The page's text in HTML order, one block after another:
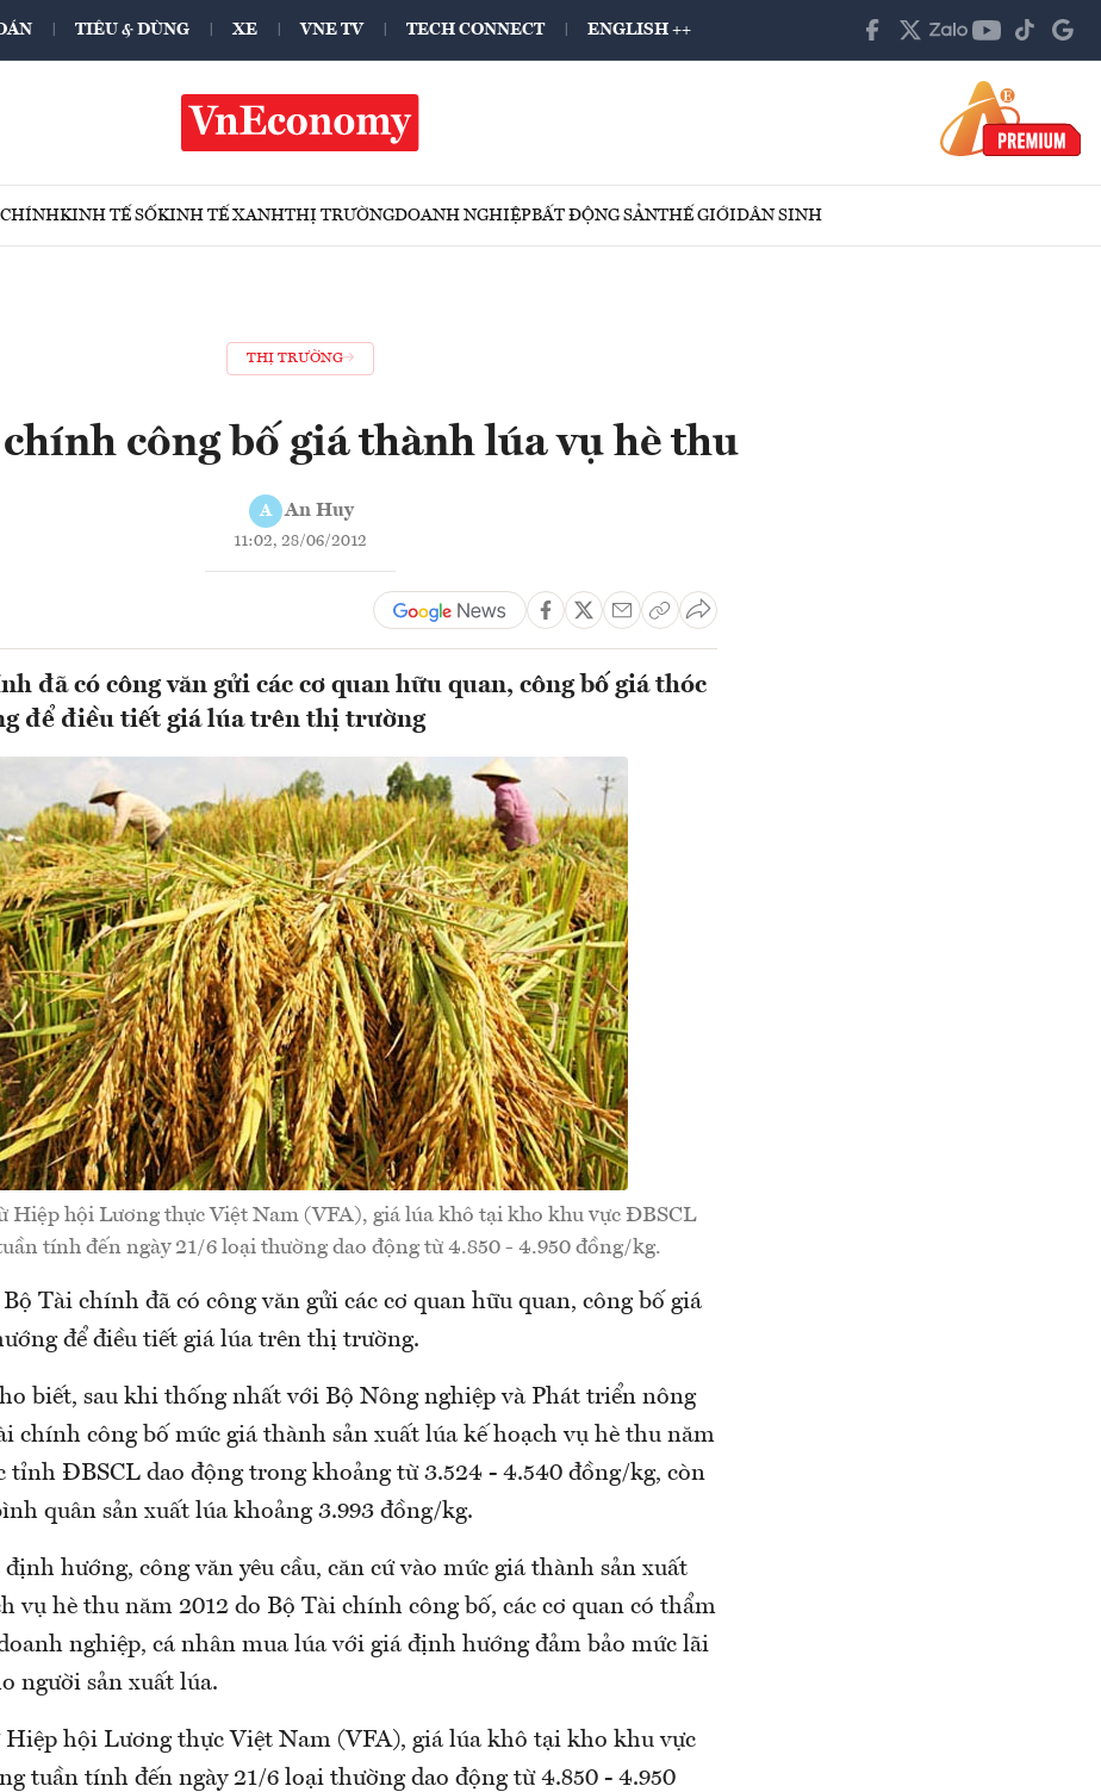
TIÊU & DÙNG XE VNE TV TECH CONNECT ENGLISH ++
KINH TẾ SỐKINH TẾ XANHTHỊ TRƯỜNGDOANH NGHIỆPBẤT ĐỘNG SẢNTHẾ GIỚIDÂN SINH
THỊ TRƯỜNG
công bố giá thành lúa vụ hè thu
A An Huy
11:02, 28/06/2012
đã có công văn gửi các cơ quan hữu quan, công bố giá thóc
để điều tiết giá lúa trên thị trường
Hiệp hội Lương thực Việt Nam (VFA), giá lúa khô tại kho khu vực ĐBSCL
tính đến ngày 21/6 loại thường dao động từ 4.850 - 4.950 đồng/kg.
Tài chính đã có công văn gửi các cơ quan hữu quan, công bố giá
để điều tiết giá lúa trên thị trường.
biết, sau khi thống nhất với Bộ Nông nghiệp và Phát triển nông
chính công bố mức giá thành sản xuất lúa kế hoạch vụ hè thu năm
tỉnh ĐBSCL dao động trong khoảng từ 3.524 - 4.540 đồng/kg, còn
quân sản xuất lúa khoảng 3.993 đồng/kg.
định hướng, công văn yêu cầu, căn cứ vào mức giá thành sản xuất
vụ hè thu năm 2012 do Bộ Tài chính công bố, các cơ quan có thẩm
nghiệp, cá nhân mua lúa với giá định hướng đảm bảo mức lãi
người sản xuất lúa.
hội Lương thực Việt Nam (VFA), giá lúa khô tại kho khu vực
tuần tính đến ngày 21/6 loại thường dao động từ 4.850 - 4.950